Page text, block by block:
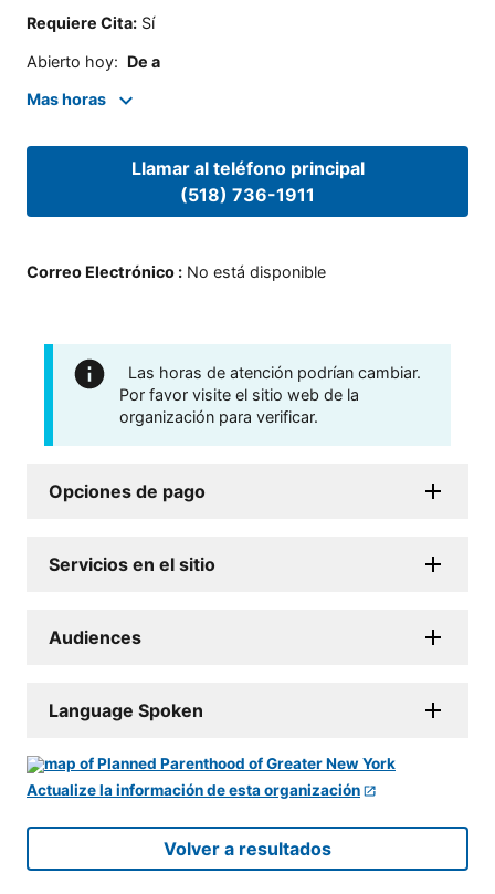
Requiere Cita: Sí
Abierto hoy: De a
Mas horas
Llamar al teléfono principal
(518) 736-1911
Correo Electrónico : No está disponible
Las horas de atención podrían cambiar.
Por favor visite el sitio web de la
organización para verificar.
Opciones de pago
Servicios en el sitio
Audiences
Language Spoken
Actualize la información de esta organización
Volver a resultados